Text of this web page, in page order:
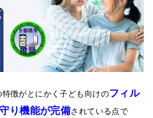
徴がとにかく子ども向けのフィル
り機能が完備されている点で